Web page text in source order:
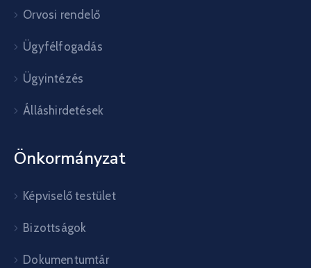
Orvosi rendelő
Ügyfélfogadás
Ügyintézés
Álláshirdetések
Önkormányzat
Képviselő testület
Bizottságok
Dokumentumtár